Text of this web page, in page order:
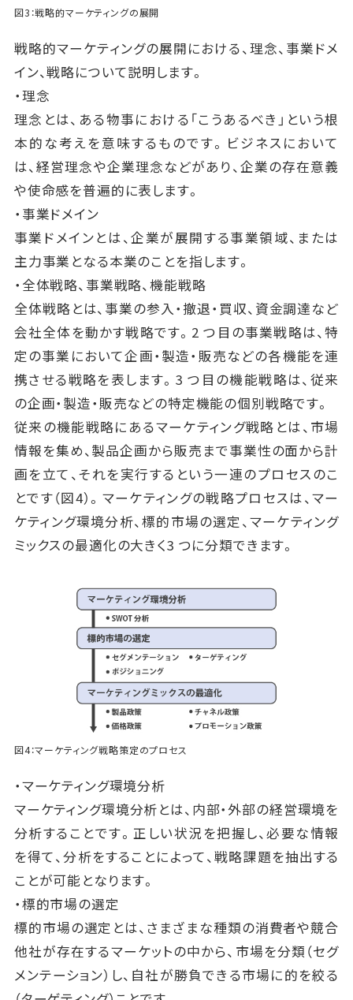
図3：戦略的マーケティングの展開
戦略的マーケティングの展開における、理念、事業ドメ
イン、戦略について説明します。
・理念
理念とは、ある物事における「こうあるべき」という根
本的な考えを意味するものです。ビジネスにおいて
は、経営理念や企業理念などがあり、企業の存在意義
や使命感を普遍的に表します。
・事業ドメイン
事業ドメインとは、企業が展開する事業領域、または
主力事業となる本業のことを指します。
・全体戦略、事業戦略、機能戦略
全体戦略とは、事業の参入・撤退・買収、資金調達など
会社全体を動かす戦略です。2 つ目の事業戦略は、特
定の事業において企画・製造・販売などの各機能を連
携させる戦略を表します。3 つ目の機能戦略は、従来
の企画・製造・販売などの特定機能の個別戦略です。
従来の機能戦略にあるマーケティング戦略とは、市場
情報を集め、製品企画から販売まで事業性の面から計
画を立て、それを実行するという一連のプロセスのこ
とです（図4）。マーケティングの戦略プロセスは、マー
ケティング環境分析、標的市場の選定、マーケティング
ミックスの最適化の大きく3 つに分類できます。
図4：マーケティング戦略策定のプロセス
・マーケティング環境分析
マーケティング環境分析とは、内部・外部の経営環境を
分析することです。正しい状況を把握し、必要な情報
を得て、分析をすることによって、戦略課題を抽出する
ことが可能となります。
・標的市場の選定
標的市場の選定とは、さまざまな種類の消費者や競合
他社が存在するマーケットの中から、市場を分類（セグ
メンテーション）し、自社が勝負できる市場に的を絞る